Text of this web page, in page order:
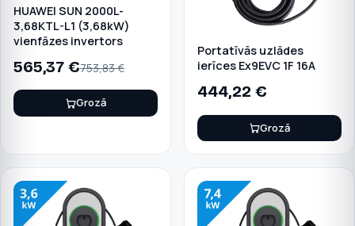
HUAWEI SUN 2000L-
3,68KTL-L1 (3,68kW)
vienfāzes invertors
565,37 €753,83€
Grozā
Portatīvās uzlādes
ierīces Ex9EVC 1F 16A
444,22 €
Grozā